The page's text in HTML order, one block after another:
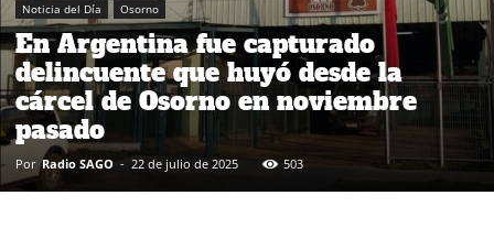
Noticia del Día Osorno
En Argentina fue capturado
delincuente que huyó desde la
cárcel de Osorno en noviembre
pasado
Por Radio SAGO - 22 de julio de 2025 503